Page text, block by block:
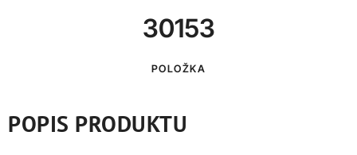
30153
POLOŽKA
POPIS PRODUKTU